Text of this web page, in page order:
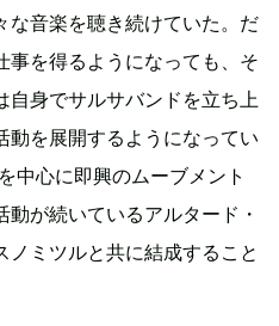
な音楽を聴き続けていた。だ
事を得るようになっても、そ
身でサルサバンドを立ち上
動を展開するようになってい
中心に即興のムーブメント
が続いているアルタード・
ノミツルと共に結成すること